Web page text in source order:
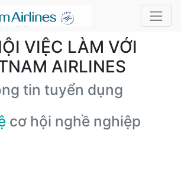
VIỆC LÀM VỚI
AIRLINES
tin tuyển dụng
cơ hội nghề nghiệp